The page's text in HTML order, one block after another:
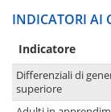
INDICATORI AI
Indicatore
Differenziali di
superiore